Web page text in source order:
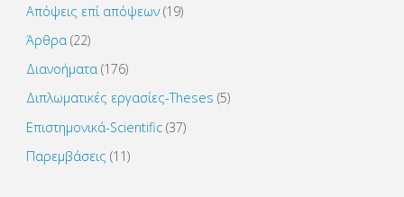
Απόψεις επί απόψεων(19)
Άρθρα(22)
Διανοήματα(176)
Διπλωματικές εργασίες-Theses (5)
Επιστημονικά-Scientific(37)
Παρεμβάσεις (11)